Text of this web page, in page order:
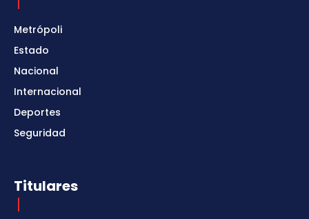
Metrópoli
Estado
Nacional
Internacional
Deportes
Seguridad
Titulares